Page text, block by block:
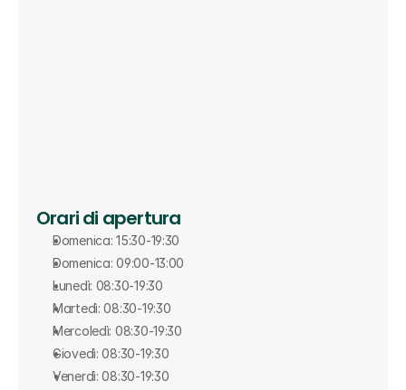
Orari di apertura
Domenica: 15:30-19:30
Domenica: 09:00-13:00
Lunedì: 08:30-19:30
Martedì: 08:30-19:30
Mercoledì: 08:30-19:30
Giovedì: 08:30-19:30
Venerdì: 08:30-19:30